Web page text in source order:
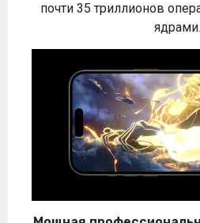
почти 35 триллионов
ядрами.